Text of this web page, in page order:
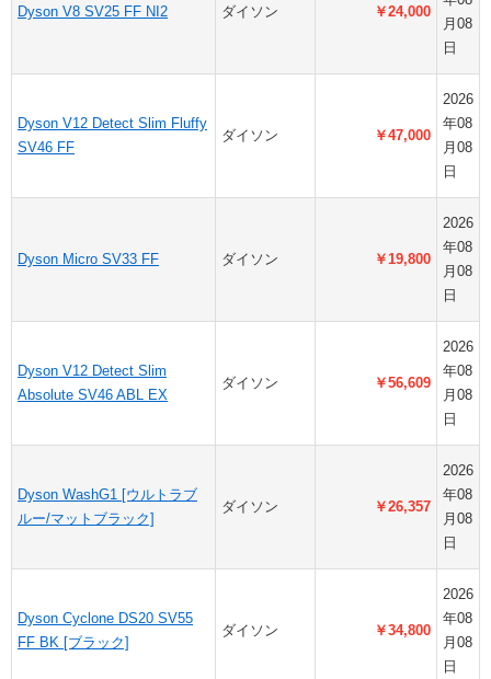
Dyson V8 SV25 FF NI2 ダイソン ￥24,000
月08
日
Dyson V12 Detect Slim Fluffy
SV46 FF
ダイソン ￥47,000
2026
年08
月08
日
Dyson Micro SV33 FF ダイソン ￥19,800
2026
年08
月08
日
Dyson V12 Detect Slim
Absolute SV46 ABL EX
ダイソン ￥56,609
2026
年08
月08
日
Dyson WashG1 [ウルトラブ
ルー/マットブラック]
ダイソン ￥26,357
2026
年08
月08
日
Dyson Cyclone DS20 SV55
FF BK [ブラック]
ダイソン ￥34,800
2026
年08
月08
日